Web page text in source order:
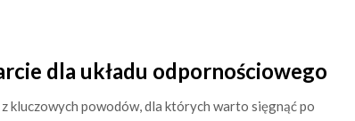
dla układu odpornościowego
kluczowych powodów, dla których warto sięgnąć po